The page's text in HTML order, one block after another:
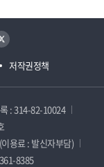
저작권정책
트위터
: 314-82-10024
용료 : 발신자부담)
8385